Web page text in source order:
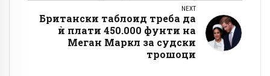
NEXT
Британски таблоид треба да
ѝ плати 450.000 фунти на
Меган Маркл за судски
трошоци